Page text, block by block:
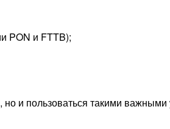
PON и FTTB);
но и пользоваться такими